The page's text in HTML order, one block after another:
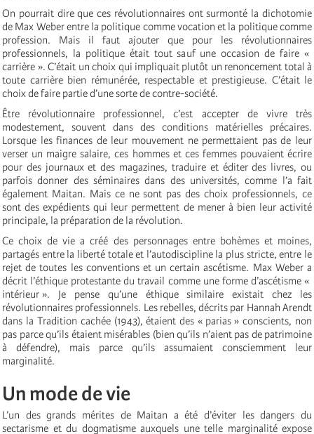
On pourrait dire que ces révolutionnaires ont surmonté la dichotomie
de Max Weber entre la politique comme vocation et la politique comme
profession. Mais il faut ajouter que pour les révolutionnaires
professionnels, la politique était tout sauf une occasion de faire «
carrière ». C’était un choix qui impliquait plutôt un renoncement total à
toute carrière bien rémunérée, respectable et prestigieuse. C’était le
choix de faire partie d’une sorte de contre-société.
Être révolutionnaire professionnel, c’est accepter de vivre très
modestement, souvent dans des conditions matérielles précaires.
Lorsque les finances de leur mouvement ne permettaient pas de leur
verser un maigre salaire, ces hommes et ces femmes pouvaient écrire
pour des journaux et des magazines, traduire et éditer des livres, ou
parfois donner des séminaires dans des universités, comme l’a fait
également Maitan. Mais ce ne sont pas des choix professionnels, ce
sont des expédients qui leur permettent de mener à bien leur activité
principale, la préparation de la révolution.
Ce choix de vie a créé des personnages entre bohèmes et moines,
partagés entre la liberté totale et l’autodiscipline la plus stricte, entre le
rejet de toutes les conventions et un certain ascétisme. Max Weber a
décrit l’éthique protestante du travail comme une forme d’ascétisme «
intérieur ». Je pense qu’une éthique similaire existait chez les
révolutionnaires professionnels. Les rebelles, décrits par Hannah Arendt
dans la Tradition cachée (1943), étaient des « parias » conscients, non
pas parce qu’ils étaient misérables (bien qu’ils n’aient pas de patrimoine
à défendre), mais parce qu’ils assumaient consciemment leur
marginalité.
Un mode de vie
L’un des grands mérites de Maitan a été d’éviter les dangers du
sectarisme et du dogmatisme auxquels une telle marginalité expose